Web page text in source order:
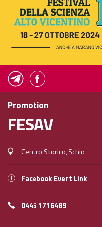
Promotion
FESAV
Centro Storico, Schio
Facebook Event Link
0445 1716489